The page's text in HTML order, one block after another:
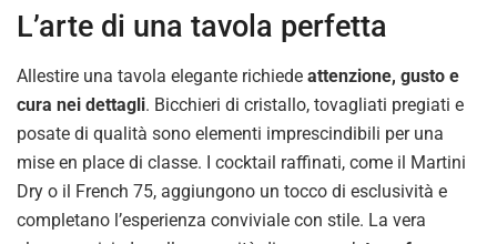
L’arte di una tavola perfetta
Allestire una tavola elegante richiede attenzione, gusto e
cura nei dettagli. Bicchieri di cristallo, tovagliati pregiati e
posate di qualità sono elementi imprescindibili per una
mise en place di classe. I cocktail raffinati, come il Martini
Dry o il French 75, aggiungono un tocco di esclusività e
completano l’esperienza conviviale con stile. La vera